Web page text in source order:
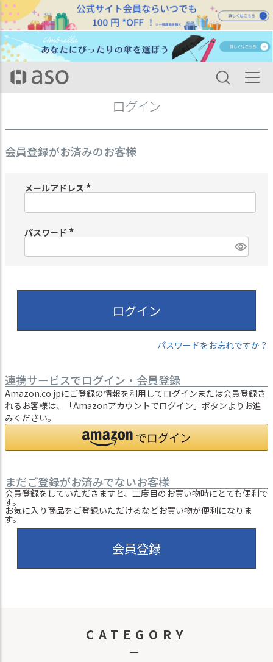
HOME ログイン
ログイン
会員登録がお済みのお客様
メールアドレス
須
パスワード
(
須
ログイン
パスワードをお忘れですか？
連携サービスでログイン・会員登録
Amazon.co.jpにご登録の情報を利用してログインまたは会員登録さ
れるお客様は、「Amazonアカウントでログイン」ボタンよりお進
みください。
まだご登録がお済みでないお客様
会員登録をしていただきますと、二度目のお買い物時にとても便利で
す。
お気に入り商品をご登録いただけるなどお買い物が便利になりま
す。
会員登録
CATEGORY
－